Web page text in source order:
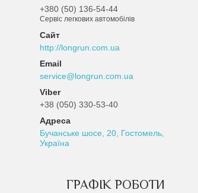
+380 (50) 136-54-44
Сервіс легкових автомобілів
http://longrun.com.ua
service@longrun.com.ua
+38 (050) 330-53-40
Бучанське шосе, 20, Гостомель,
Україна
ГРАФІК РОБОТИ